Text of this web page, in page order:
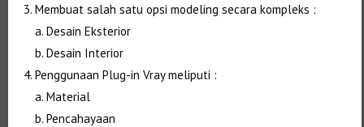
Membuat salah satu opsi modeling secara kompleks :
a. Desain Eksterior
b. Desain Interior
Penggunaan Plug-in Vray meliputi :
a. Material
b. Pencahayaan